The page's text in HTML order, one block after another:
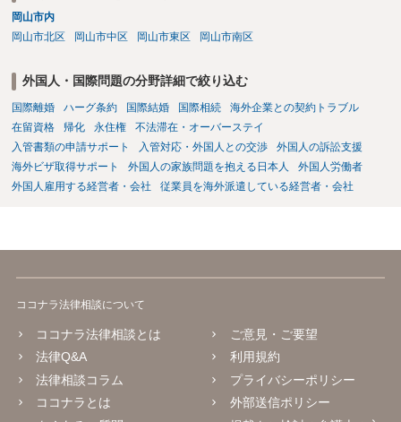
岡山市内
岡山市北区
岡山市中区 岡山市東区 岡山市南区
外国人・国際問題の分野詳細で絞り込む
国際離婚 ハーグ条約 国際結婚 国際相続
海外企業との契約トラブル
在留資格
帰化 永住権
不法滞在・オーバーステイ
入管書類の申請サポート
入管対応・外国人との交渉
外国人の訴訟支援
海外ビザ取得サポート
外国人の家族問題を抱える日本人
外国人労働者
外国人雇用する経営者・会社
従業員を海外派遣している経営者・会社
ココナラ法律相談について
ココナラ法律相談とは
法律Q&A
法律相談コラム
ココナラとは
ご意見・ご要望
利用規約
プライバシーポリシー
外部送信ポリシー